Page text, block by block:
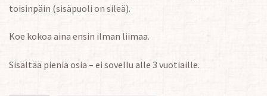
toisinpäin (sisäpuoli on sileä).
Koe kokoa aina ensin ilman liimaa.
Sisältää pieniä osia – ei sovellu alle 3 vuotiaille.